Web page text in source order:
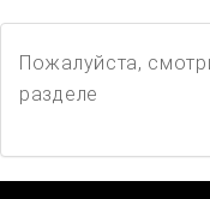
Пожалуйста,
разделе